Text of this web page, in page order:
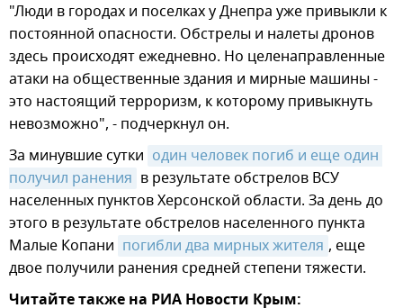
"Люди в городах и поселках у Днепра уже привыкли к
постоянной опасности. Обстрелы и налеты дронов
здесь происходят ежедневно. Но целенаправленные
атаки на общественные здания и мирные машины -
это настоящий терроризм, к которому привыкнуть
невозможно", - подчеркнул он.
За минувшие сутки один человек погиб и еще один
получил ранения в результате обстрелов ВСУ
населенных пунктов Херсонской области. За день до
этого в результате обстрелов населенного пункта
Малые Копани погибли два мирных жителя , еще
двое получили ранения средней степени тяжести.
Читайте также на РИА Новости Крым: